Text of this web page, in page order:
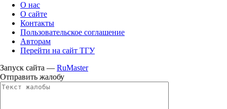
О нас
О сайте
Контакты
Пользовательское соглашение
Авторам
Перейти на сайт ТГУ
Запуск сайта — RuMaster
Отправить жалобу